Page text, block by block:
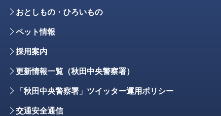
おとしもの・ひろいもの
ペット情報
採用案内
更新情報一覧（秋田中央警察署）
「秋田中央警察署」ツイッター運用ポリシー
交通安全通信